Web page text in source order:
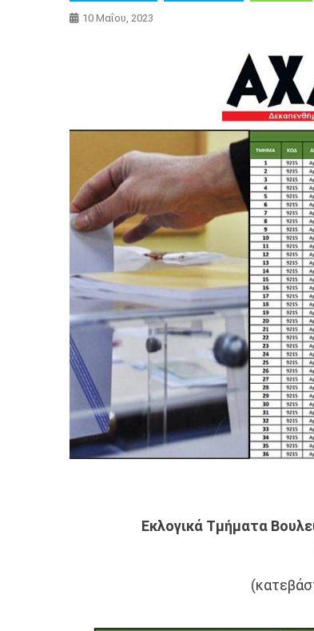
10 Μαΐου, 2023
Εκλογικά Τμήματα